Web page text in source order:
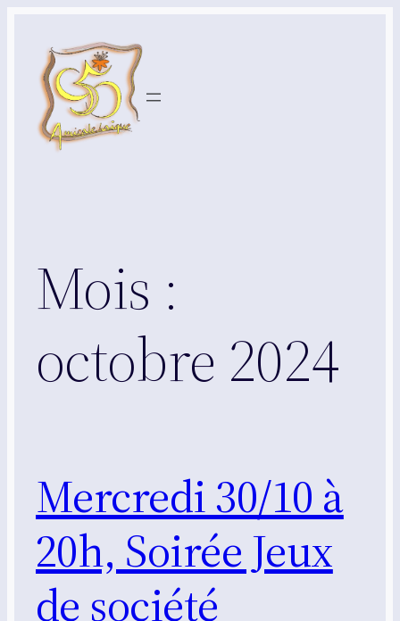
contenu
Mois :
octobre 2024
Mercredi 30/10 à
20h, Soirée Jeux
de société